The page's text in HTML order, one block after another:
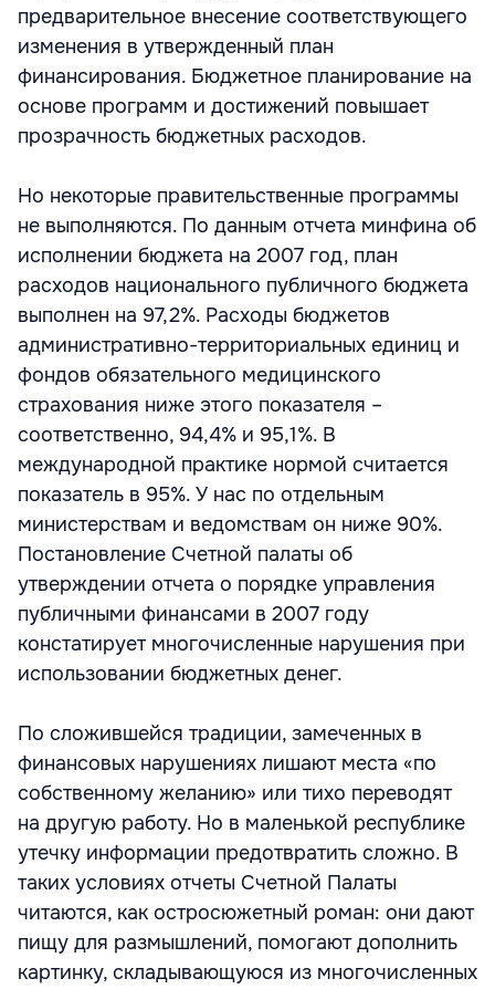
предварительное внесение соответствующего
изменения в утвержденный план
финансирования. Бюджетное планирование на
основе программ и достижений повышает
прозрачность бюджетных расходов.
Но некоторые правительственные программы
не выполняются. По данным отчета минфина об
исполнении бюджета на 2007 год, план
расходов национального публичного бюджета
выполнен на 97,2%. Расходы бюджетов
административно-территориальных единиц и
фондов обязательного медицинского
страхования ниже этого показателя –
соответственно, 94,4% и 95,1%. В
международной практике нормой считается
показатель в 95%. У нас по отдельным
министерствам и ведомствам он ниже 90%.
Постановление Счетной палаты об
утверждении отчета о порядке управления
публичными финансами в 2007 году
констатирует многочисленные нарушения при
использовании бюджетных денег.
По сложившейся традиции, замеченных в
финансовых нарушениях лишают места «по
собственному желанию» или тихо переводят
на другую работу. Но в маленькой республике
утечку информации предотвратить сложно. В
таких условиях отчеты Счетной Палаты
читаются, как остросюжетный роман: они дают
пищу для размышлений, помогают дополнить
картинку, складывающуюся из многочисленных